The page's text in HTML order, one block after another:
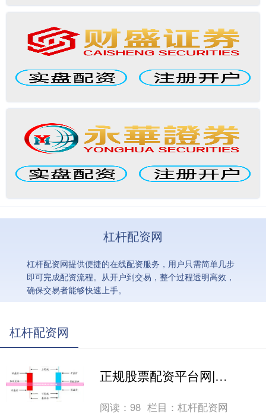
杠杆配资网
杠杆配资网提供便捷的在线配资服务，用户只需简单几步
即可完成配资流程。从开户到交易，整个过程透明高效，
确保交易者能够快速上手。
杠杆配资网
正规股票配资平台网|安全可靠低门槛
阅读：98 栏目：杠杆配资网